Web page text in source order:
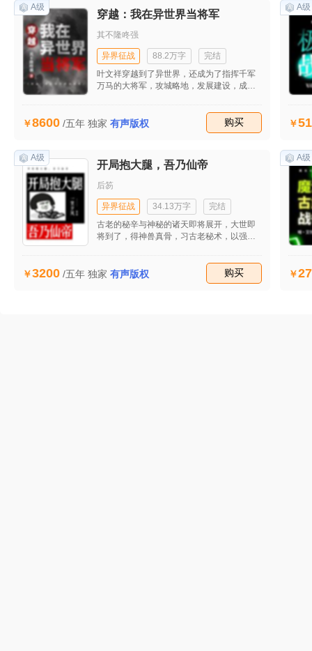
A级
穿越：我在异世界当将军
其不隆咚强
异界征战 88.2万字
完结
叶文祥穿越到了异世界，还成为了指挥千军
万马的大将军，攻城略地，发展建设，成就
生。
8600 /五年 独家 有声版权 购买
A级
A级
开局抱大腿，吾乃仙帝
后笏
异界征战 34.13万字
完结
古老的秘辛与神秘的诸天即将展开，大世即
将到了，得神兽真骨，习古老秘术，以强势
3200 /五年 独家 有声版权 购买
A级